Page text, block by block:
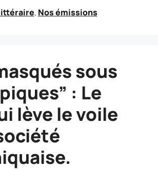
, Nos émissions
sous
: Le
lève le voile